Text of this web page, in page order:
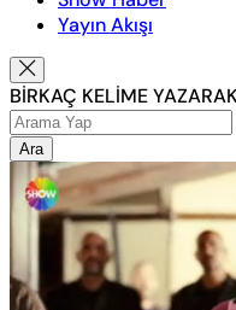
Yayın Akışı
BİRKAÇ KELİME
Ara